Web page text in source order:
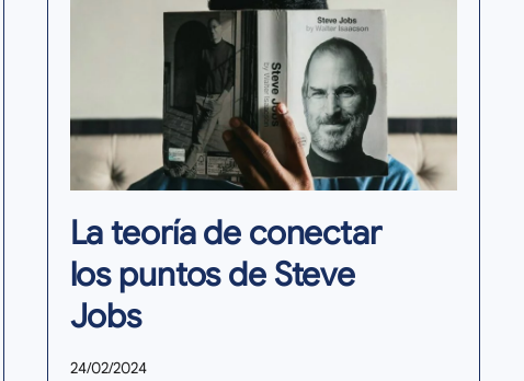
La teoría de conectar
los puntos de Steve
Jobs
24/02/2024